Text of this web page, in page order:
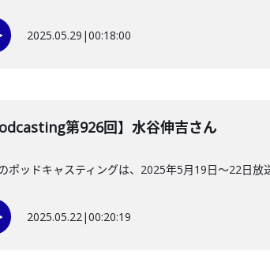
2025.05.29 |00:18:00
第926回】水谷伸吉さん
ポッドキャスティングは、2025年5月19日〜22日
2025.05.22|00:20:19